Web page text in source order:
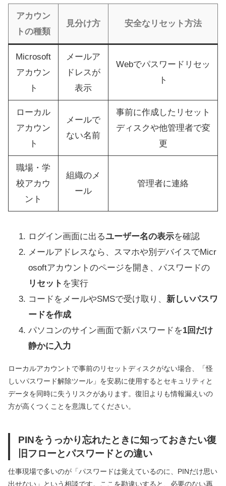
アカウン
トの種類
見分け方 安全なリセット方法
Microsoft
アカウン
ト
メールア
ドレスが
表示
Webでパスワードリセッ
ト
ローカル
アカウン
ト
メールで
ない名前
事前に作成したリセット
ディスクや他管理者で変
更
職場・学
校アカウ
ント
組織のメ
ール
管理者に連絡
ログイン画面に出るユーザー名の表示を確認
メールアドレスなら、スマホや別デバイスでMicr
osoftアカウントのページを開き、パスワードの
リセット を実行
コードをメールやSMSで受け取り、 新しいパスワ
ードを作成
パソコンのサイン画面で新パスワードを1回だけ
静かに入力
ローカルアカウントで事前のリセットディスクがない場合、「怪
しいパスワード解除ツール」を安易に使用するとセキュリティと
データを同時に失うリスクがあります。復旧よりも情報漏えいの
方が高くつくことを意識してください。
PINをうっかり忘れたときに知っておきたい復
旧フローとパスワードとの違い
仕事現場で多いのが「パスワードは覚えているのに、PINだけ思い
出せない」という相談です。ここを勘違いすると、必要のない再